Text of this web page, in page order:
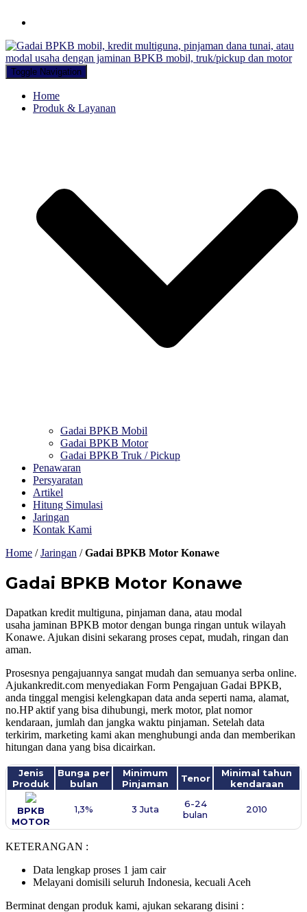
Toggle Navigation
Home
Produk & Layanan
Gadai BPKB Mobil
Gadai BPKB Motor
Gadai BPKB Truk / Pickup
Penawaran
Persyaratan
Artikel
Hitung Simulasi
Jaringan
Kontak Kami
Home /Jaringan /Gadai BPKB Motor Konawe
Gadai BPKB Motor Konawe
Dapatkan kredit multiguna, pinjaman dana, atau modal
usaha jaminan BPKB motor dengan bunga ringan untuk wilayah
Konawe. Ajukan disini sekarang proses cepat, mudah, ringan dan
aman.
Prosesnya pengajuannya sangat mudah dan semuanya serba online.
Ajukankredit.com menyediakan Form Pengajuan Gadai BPKB,
anda tinggal mengisi kelengkapan data anda seperti nama, alamat,
no.HP aktif yang bisa dihubungi, merk motor, plat nomor
kendaraan, jumlah dan jangka waktu pinjaman. Setelah data
terkirim, marketing kami akan menghubungi anda dan memberikan
hitungan dana yang bisa dicairkan.
Jenis
Produk
Bunga per
bulan
Minimum
Pinjaman
Tenor
Minimal tahun
kendaraan
BPKB
MOTOR
1,3% 3 Juta
6-24
bulan
2010
KETERANGAN :
Data lengkap proses 1 jam cair
Melayani domisili seluruh Indonesia, kecuali Aceh
Berminat dengan produk kami, ajukan sekarang disini :